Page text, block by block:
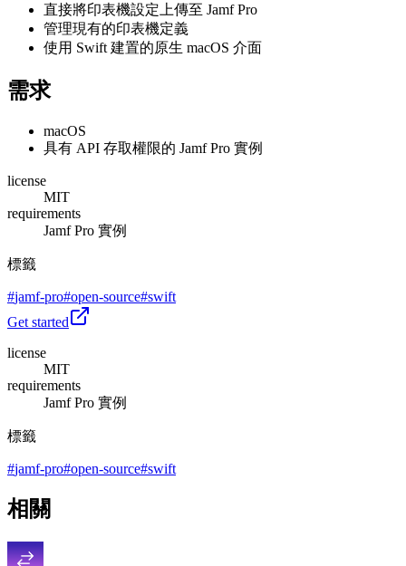
直接將印表機設定上傳至 Jamf Pro
管理現有的印表機定義
使用 Swift 建置的原生 macOS 介面
需求
macOS
具有 API 存取權限的 Jamf Pro 實例
license
MIT
requirements
Jamf Pro 實例
標籤
#jamf-pro#open-source#swift
Get started
license
MIT
requirements
Jamf Pro 實例
標籤
#jamf-pro#open-source#swift
相關